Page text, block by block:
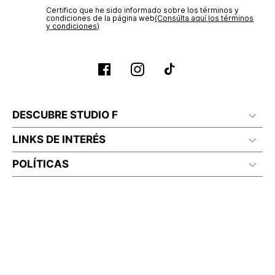
Certifico que he sido informado sobre los términos y
condiciones de la página web‎(Consúlta aquí los términos
y condiciones)
DESCUBRE STUDIO F
LINKS DE INTERÉS
POLÍTICAS